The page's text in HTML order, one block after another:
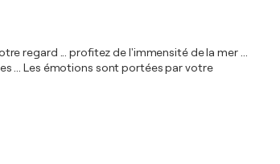
regard ... profitez de l'immensité de la mer ...
... Les émotions sont portées par votre